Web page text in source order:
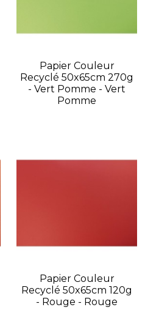
Papier Couleur
Recyclé 50x65cm 270g
- Vert Pomme - Vert
Pomme
Papier Couleur
Recyclé 50x65cm 120g
- Rouge - Rouge